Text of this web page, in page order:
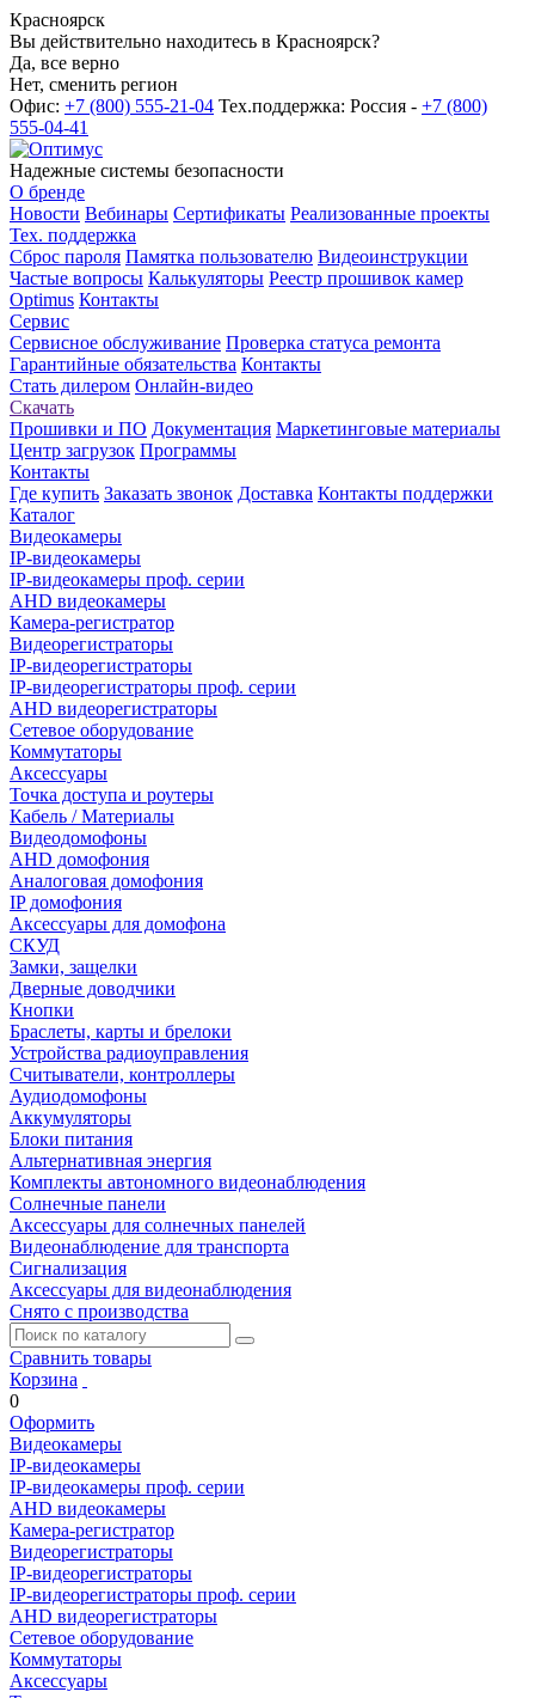
Красноярск
Вы действительно находитесь в Красноярск?
Да, все верно
Нет, сменить регион
Офис: +7 (800) 555-21-04 Тех.поддержка: Россия - +7 (800)
555-04-41
Надежные системы безопасности
О бренде
Новости Вебинары Сертификаты Реализованные проекты
Тех. поддержка
Сброс пароля Памятка пользователю Видеоинструкции
Частые вопросы Калькуляторы Реестр прошивок камер
Optimus Контакты
Сервис
Сервисное обслуживание Проверка статуса ремонта
Гарантийные обязательства Контакты
Стать дилером Онлайн-видео
Скачать
Прошивки и ПО Документация Маркетинговые материалы
Центр загрузок Программы
Контакты
Где купить Заказать звонок Доставка Контакты поддержки
Каталог
Видеокамеры
IP-видеокамеры
IP-видеокамеры проф. серии
AHD видеокамеры
Камера-регистратор
Видеорегистраторы
IP-видеорегистраторы
IP-видеорегистраторы проф. серии
AHD видеорегистраторы
Сетевое оборудование
Коммутаторы
Аксессуары
Точка доступа и роутеры
Кабель / Материалы
Видеодомофоны
AHD домофония
Аналоговая домофония
IP домофония
Аксессуары для домофона
СКУД
Замки, защелки
Дверные доводчики
Кнопки
Браслеты, карты и брелоки
Устройства радиоуправления
Считыватели, контроллеры
Аудиодомофоны
Аккумуляторы
Блоки питания
Альтернативная энергия
Комплекты автономного видеонаблюдения
Солнечные панели
Аксессуары для солнечных панелей
Видеонаблюдение для транспорта
Сигнализация
Аксессуары для видеонаблюдения
Снято с производства
Сравнить товары
Корзина
0
Оформить
Видеокамеры
IP-видеокамеры
IP-видеокамеры проф. серии
AHD видеокамеры
Камера-регистратор
Видеорегистраторы
IP-видеорегистраторы
IP-видеорегистраторы проф. серии
AHD видеорегистраторы
Сетевое оборудование
Коммутаторы
Аксессуары